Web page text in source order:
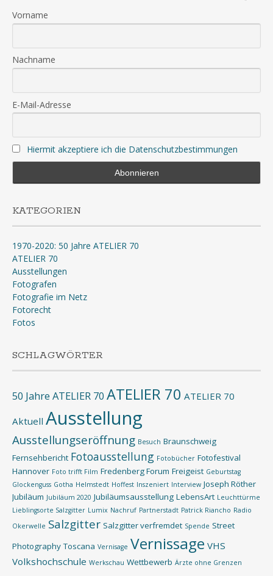
Vorname
Nachname
E-Mail-Adresse
Hiermit akzeptiere ich die Datenschutzbestimmungen
KATEGORIEN
1970-2020: 50 Jahre ATELIER 70
ATELIER 70
Ausstellungen
Fotografen
Fotografie im Netz
Fotorecht
Fotos
SCHLAGWÖRTER
50 Jahre ATELIER 70 ATELIER 70 ATELIER 70
Aktuell Ausstellung
Ausstellungseröffnung Besuch Braunschweig
Fernsehbericht Fotoausstellung Fotobücher Fotofestival
Hannover Foto trifft Film Fredenberg Forum Freigeist Geburtstag
Glockenguss Gotha Helmstedt Hoffest Inszeniert Interview Joseph Röther
Jubiläum Jubiläum 2020 Jubiläumsausstellung LebensArt Leuchttürme
Lieblingsorte Salzgitter Lumix Nachruf Partnerstadt Patrick Riancho Radio
Okerwelle Salzgitter Salzgitter verfremdet Spende Street
Photography Toscana Vernisage Vernissage VHS
Volkshochschule Werkschau Wettbewerb Ärzte ohne Grenzen